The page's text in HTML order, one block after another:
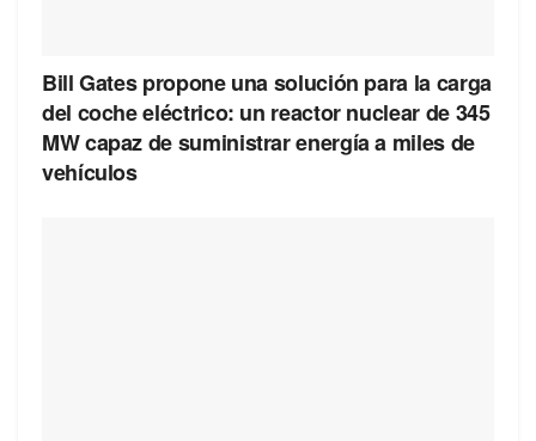
Bill Gates propone una solución para la carga
del coche eléctrico: un reactor nuclear de 345
MW capaz de suministrar energía a miles de
vehículos